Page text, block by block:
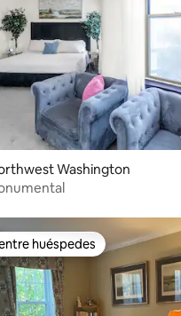
Washington
huéspedes preferido
huéspedes